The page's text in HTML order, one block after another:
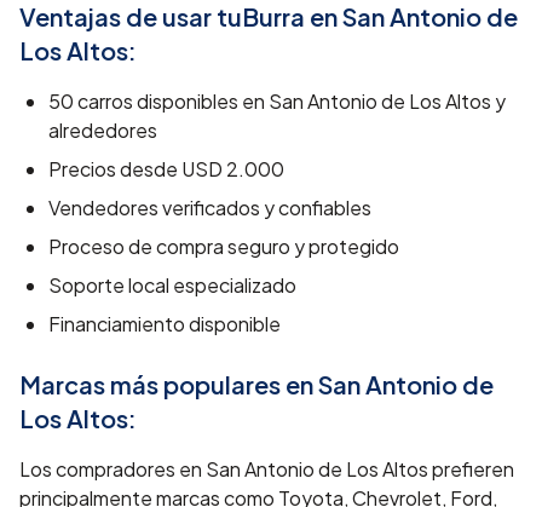
Ventajas de usar tuBurra enSan Antonio de
Los Altos:
50carros disponibles en San Antonio de Los Altos y
alrededores
Precios desde USD 2.000
Vendedores verificados y confiables
Proceso de compra seguro y protegido
Soporte local especializado
Financiamiento disponible
Marcas más populares enSan Antonio de
Los Altos:
Los compradores en San Antonio de Los Altos prefieren
principalmente marcas como Toyota, Chevrolet, Ford,